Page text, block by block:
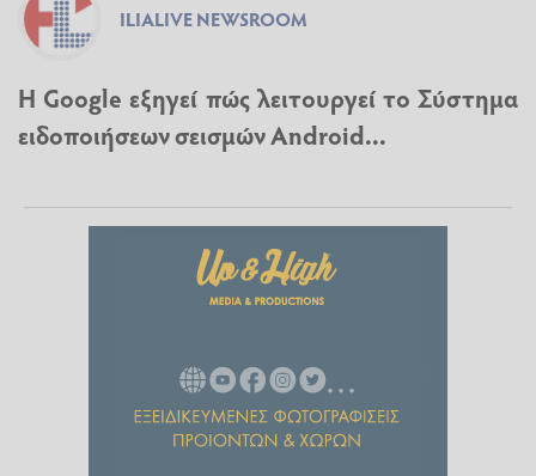
ILIALIVE NEWSROOM
Η Google εξηγεί πώς λειτουργεί το Σύστημα
ειδοποιήσεων σεισμών Android...